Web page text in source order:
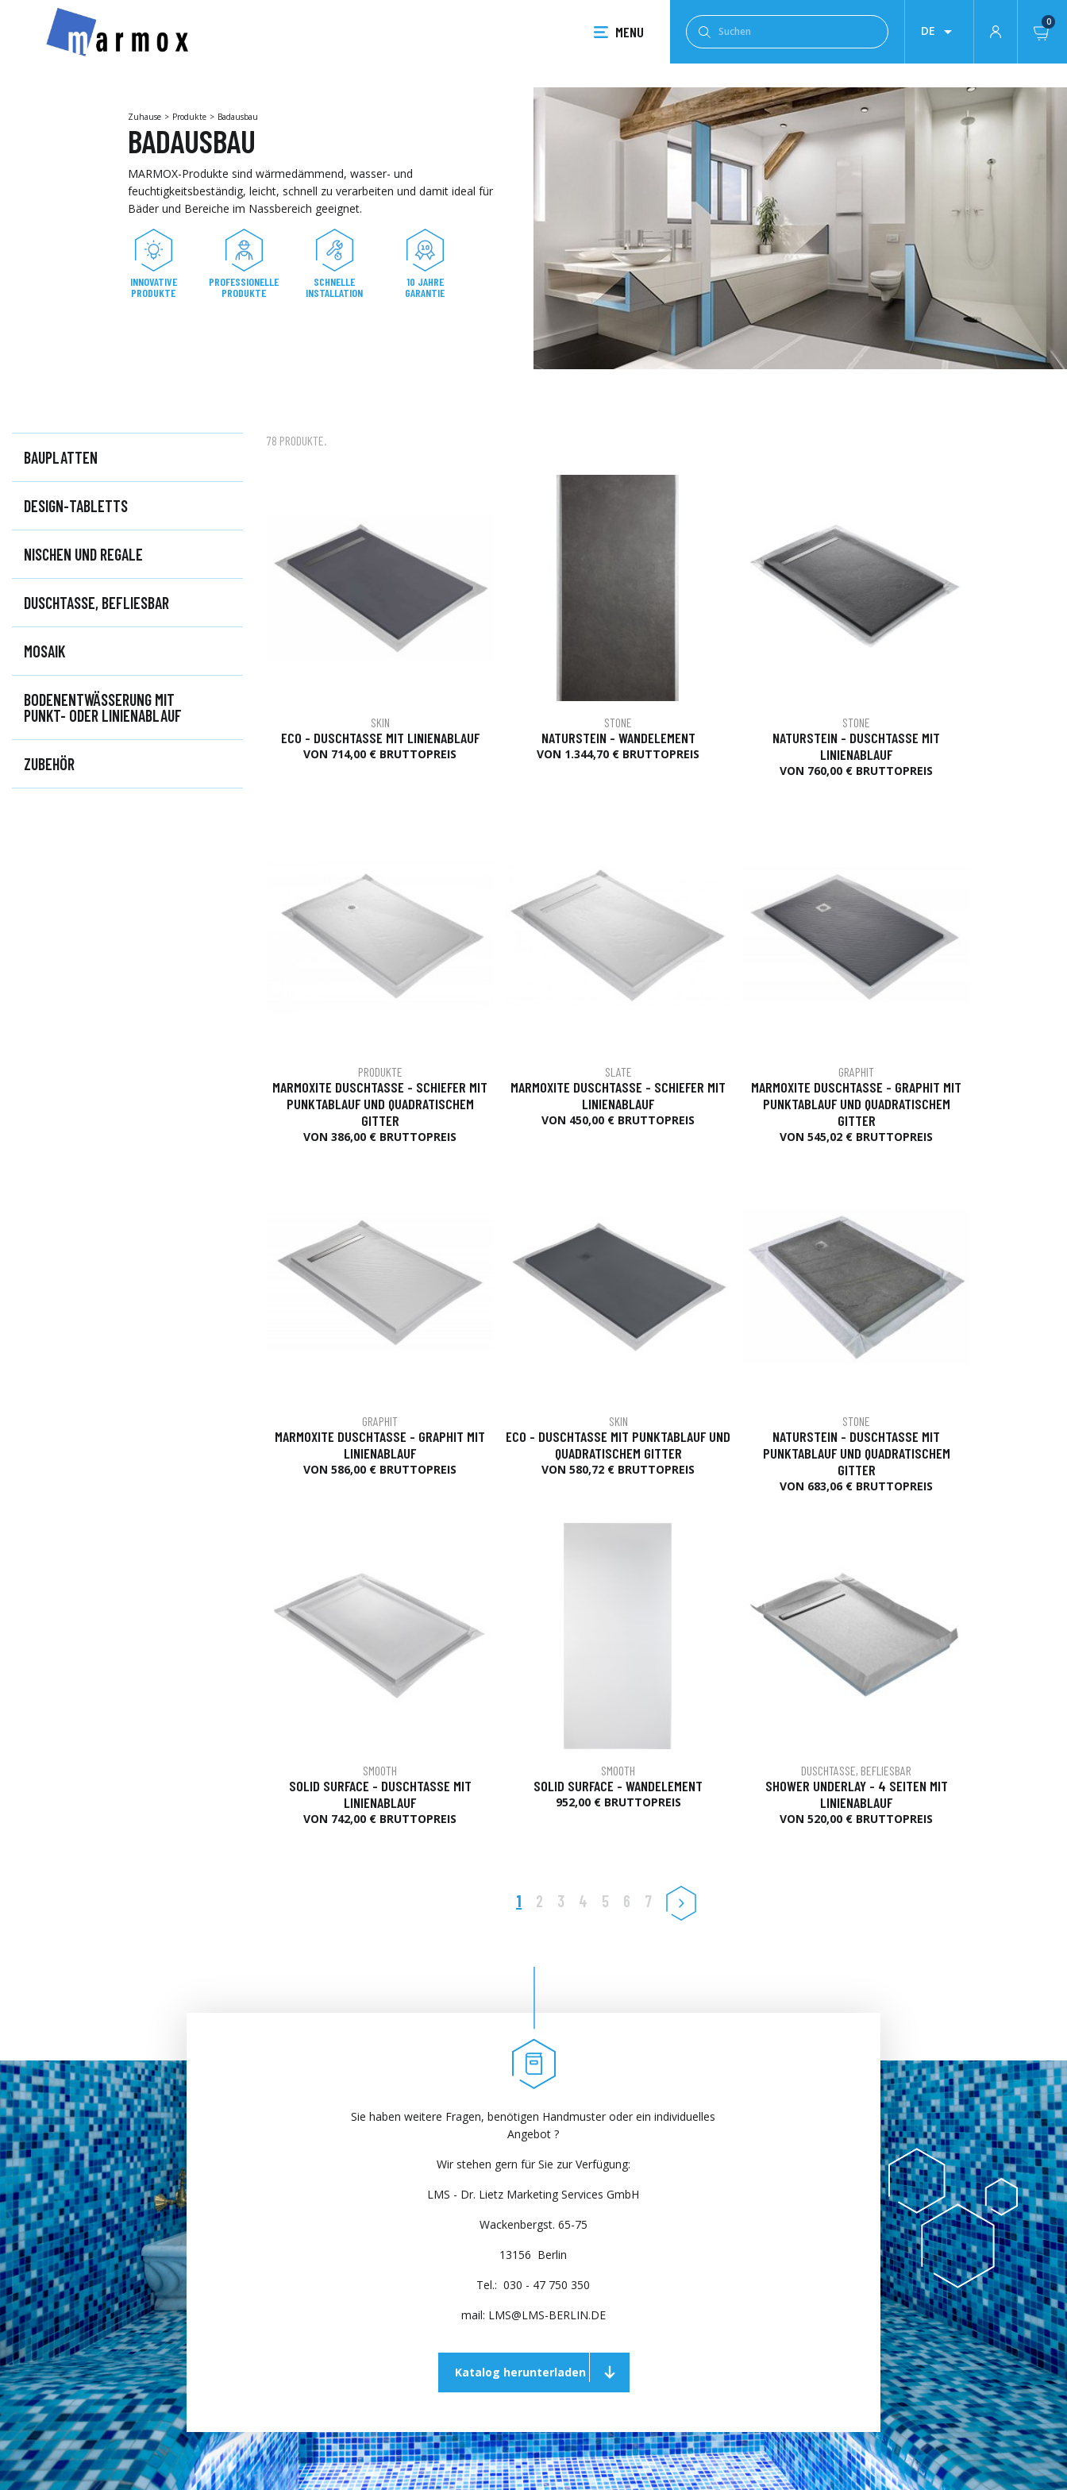
MENU DE 
0
Zuhause Produkte Badausbau
BADAUSBAU
MARMOX-Produkte sind wärmedämmend, wasser- und
feuchtigkeitsbeständig, leicht, schnell zu verarbeiten und damit ideal für
Bäder und Bereiche im Nassbereich geeignet.
INNOVATIVE
PRODUKTE
PROFESSIONELLE
PRODUKTE
SCHNELLE
INSTALLATION
10 JAHRE
GARANTIE
BAUPLATTEN
DESIGN-TABLETTS
NISCHEN UND REGALE
DUSCHTASSE, BEFLIESBAR
MOSAIK
BODENENTWÄSSERUNG MIT
PUNKT- ODER LINIENABLAUF
ZUBEHÖR
78 PRODUKTE.
SKIN
ECO - DUSCHTASSE MIT LINIENABLAUF
VON 714,00 € BRUTTOPREIS
STONE
NATURSTEIN - WANDELEMENT
VON 1.344,70 € BRUTTOPREIS
STONE
NATURSTEIN - DUSCHTASSE MIT
LINIENABLAUF
VON 760,00 € BRUTTOPREIS
PRODUKTE
MARMOXITE DUSCHTASSE - SCHIEFER MIT
PUNKTABLAUF UND QUADRATISCHEM
GITTER
VON 386,00 € BRUTTOPREIS
SLATE
MARMOXITE DUSCHTASSE - SCHIEFER MIT
LINIENABLAUF
VON 450,00 € BRUTTOPREIS
GRAPHIT
MARMOXITE DUSCHTASSE - GRAPHIT MIT
PUNKTABLAUF UND QUADRATISCHEM
GITTER
VON 545,02 € BRUTTOPREIS
GRAPHIT
MARMOXITE DUSCHTASSE - GRAPHIT MIT
LINIENABLAUF
VON 586,00 € BRUTTOPREIS
SKIN
ECO - DUSCHTASSE MIT PUNKTABLAUF UND
QUADRATISCHEM GITTER
VON 580,72 € BRUTTOPREIS
STONE
NATURSTEIN - DUSCHTASSE MIT
PUNKTABLAUF UND QUADRATISCHEM
GITTER
VON 683,06 € BRUTTOPREIS
SMOOTH
SOLID SURFACE - DUSCHTASSE MIT
LINIENABLAUF
VON 742,00 € BRUTTOPREIS
SMOOTH
SOLID SURFACE - WANDELEMENT
952,00 € BRUTTOPREIS
DUSCHTASSE, BEFLIESBAR
SHOWER UNDERLAY - 4 SEITEN MIT
LINIENABLAUF
VON 520,00 € BRUTTOPREIS
1 2 3 4 5 6 7
Sie haben weitere Fragen, benötigen Handmuster oder ein individuelles
Angebot ?
Wir stehen gern für Sie zur Verfügung:
LMS - Dr. Lietz Marketing Services GmbH
Wackenbergst. 65-75
13156 Berlin
Tel.: 030 - 47 750 350
mail: LMS@LMS-BERLIN.DE
Katalog herunterladen